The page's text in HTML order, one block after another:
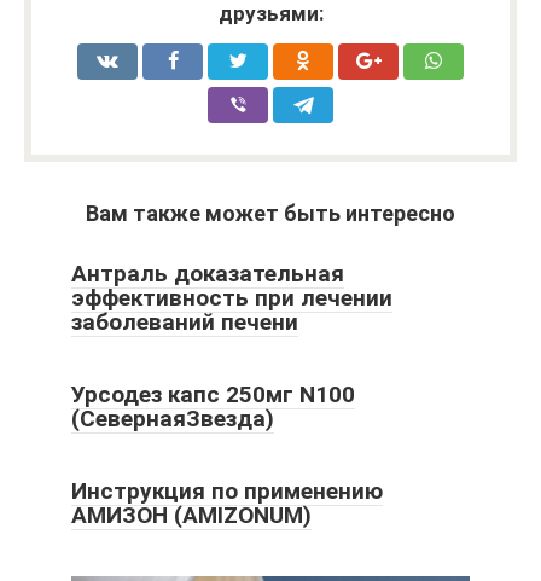
друзьями:
Вам также может быть интересно
Антраль доказательная
эффективность при лечении
заболеваний печени
Урсодез капс 250мг N100
(СевернаяЗвезда)
Инструкция по применению
АМИЗОН (AMIZONUM)